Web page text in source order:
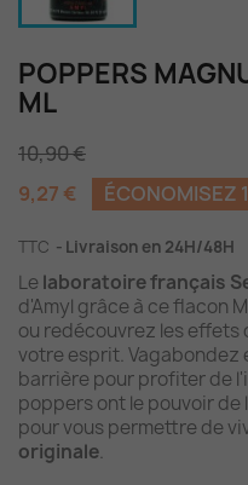
POPPERS
ML
10,90 €
9,27 €
ÉCONOMISEZ
TTC Livraison en 24H/48H
Le laboratoire français
d'Amyl grâce à ce flacon
ou redécouvrez les effets
votre esprit. Vagabondez
barrière pour profiter de
poppers ont le pouvoir
pour vous permettre de
originale.